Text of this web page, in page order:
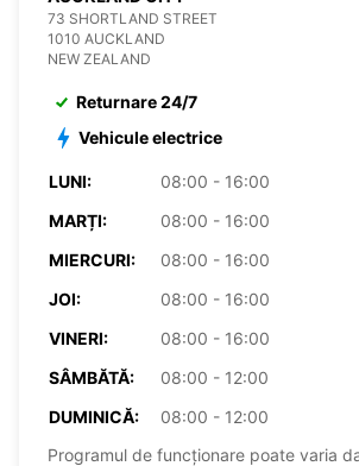
73 SHORTLAND STREET
1010 AUCKLAND
NEW ZEALAND
Returnare 24/7
Vehicule electrice
LUNI:
08:00 - 16:00
MARȚI:
08:00 - 16:00
MIERCURI:
08:00 - 16:00
JOI:
08:00 - 16:00
VINERI:
08:00 - 16:00
SÂMBĂTĂ:
08:00 - 12:00
DUMINICĂ:
08:00 - 12:00
Programul de funcționare poate varia